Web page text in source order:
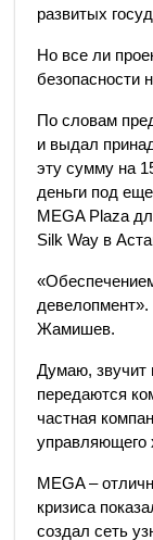
развитых
Но все ли
безопасности
По словам
и выдал
эту сумму на
деньги под
MEGA Plaza
Silk Way в
Жамишев.
Думаю, звучит
передаются
частная
управляющего
MEGA –
кризиса
создал сеть